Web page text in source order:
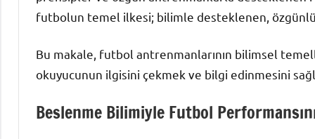
futbolun temel ilkesi; bilimle desteklenen,
Bu makale, futbol antrenmanlarının bilimsel
okuyucunun ilgisini çekmek ve bilgi edinmesini
Beslenme Bilimiyle Futbol